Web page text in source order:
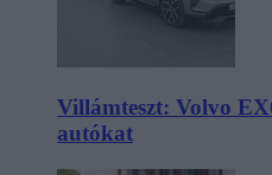
Villámteszt: Volvo
autókat